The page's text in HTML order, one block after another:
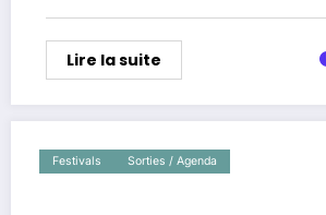
Lire la suite
Festivals Sorties / Agenda